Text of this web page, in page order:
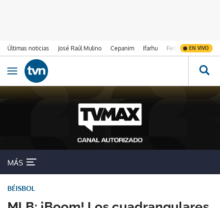
Últimas noticias José Raúl Mulino Cepanim Ifarhu Fenómeno de El
EN VIVO
Ir al contenido
Obrir navegació
MÁS
BÉISBOL